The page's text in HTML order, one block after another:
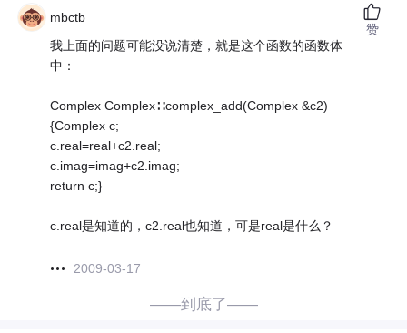
mbctb
我上面的问题可能没说清楚，就是这个函数的函数体
中：
Complex Complex∷complex_add(Complex &c2)
{Complex c;
c.real=real+c2.real;
c.imag=imag+c2.imag;
return c;}
c.real是知道的，c2.real也知道，可是real是什么？
2009-03-17
赞
——到底了——